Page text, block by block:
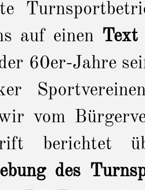
auf einen Text
60er-Jahre
vom
berichtet
des